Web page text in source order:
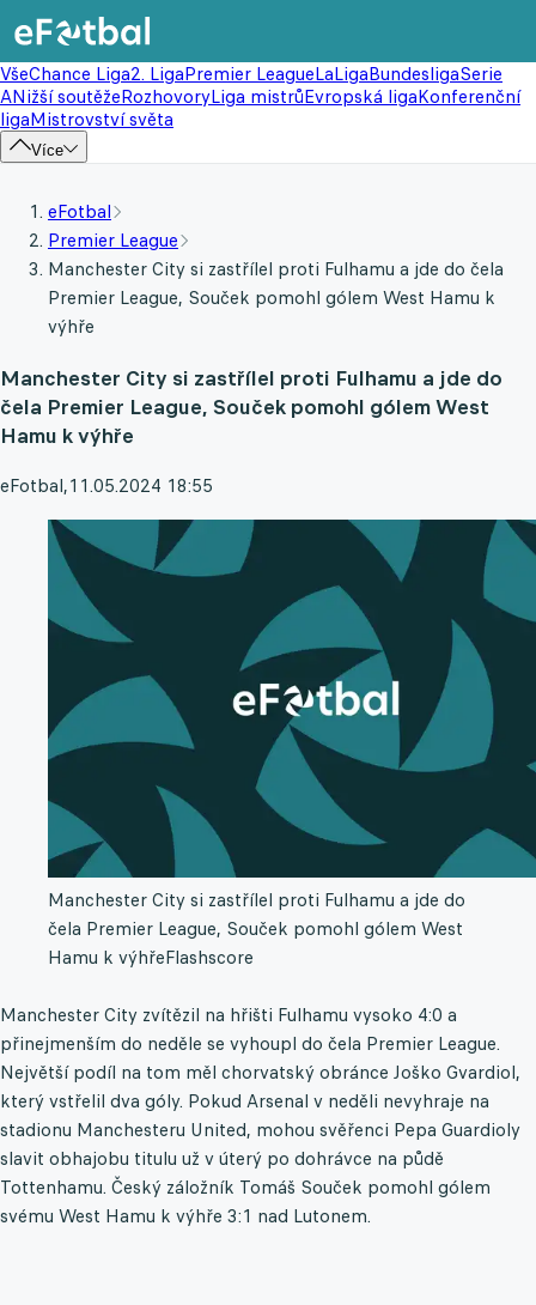
VšeChance Liga2. LigaPremier LeagueLaLigaBundesligaSerie
ANižší soutěžeRozhovoryLiga mistrůEvropská ligaKonferenční
ligaMistrovství světa
Více
eFotbal
Premier League
Manchester City si zastřílel proti Fulhamu a jde do čela
Premier League, Souček pomohl gólem West Hamu k
výhře
Manchester City si zastřílel proti Fulhamu a jde do
čela Premier League, Souček pomohl gólem West
Hamu k výhře
eFotbal,11.05.2024 18:55
Manchester City si zastřílel proti Fulhamu a jde do
čela Premier League, Souček pomohl gólem West
Hamu k výhřeFlashscore
Manchester City zvítězil na hřišti Fulhamu vysoko 4:0 a
přinejmenším do neděle se vyhoupl do čela Premier League.
Největší podíl na tom měl chorvatský obránce Joško Gvardiol,
který vstřelil dva góly. Pokud Arsenal v neděli nevyhraje na
stadionu Manchesteru United, mohou svěřenci Pepa Guardioly
slavit obhajobu titulu už v úterý po dohrávce na půdě
Tottenhamu. Český záložník Tomáš Souček pomohl gólem
svému West Hamu k výhře 3:1 nad Lutonem.